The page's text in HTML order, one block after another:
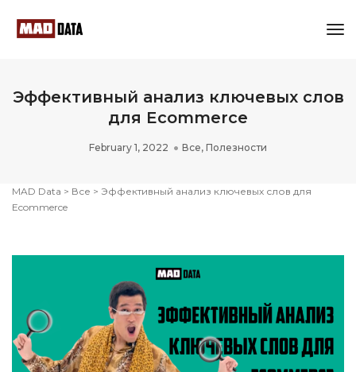
Эффективный анализ ключевых слов
для Ecommerce
February 1, 2022 Все, Полезности
MAD Data > Все > Эффективный анализ ключевых слов для
Ecommerce